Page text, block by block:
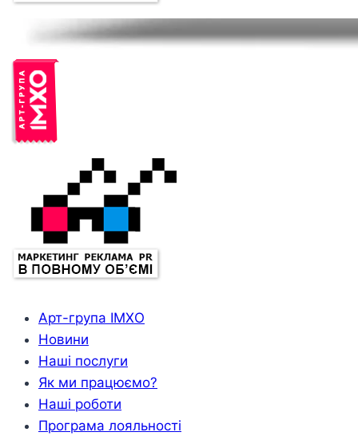
Арт-група ІМХО
Новини
Наші послуги
Як ми працюємо?
Наші роботи
Програма лояльності